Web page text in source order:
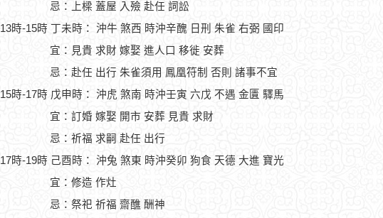
忌：上樑 蓋屋 入殮 赴任 詞訟
13時-15時 丁未時： 沖牛 煞西 時沖辛醜 日刑 朱雀 右弼 國印
宜：見貴 求財 嫁娶 進人口 移徙 安葬
忌：赴任 出行 朱雀須用 鳳凰符制 否則 諸事不宜
15時-17時 戊申時： 沖虎 煞南 時沖壬寅 六戊 不遇 金匱 驛馬
宜：訂婚 嫁娶 開市 安葬 見貴 求財
忌：祈福 求嗣 赴任 出行
17時-19時 己酉時： 沖兔 煞東 時沖癸卯 狗食 天德 大進 寶光
宜：修造 作灶
忌：祭祀 祈福 齋醮 酬神